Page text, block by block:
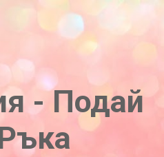
съдържание
- Подай